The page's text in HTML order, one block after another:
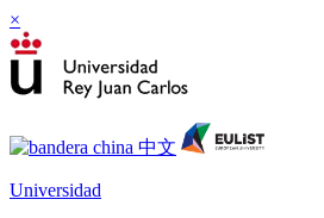
×
Universidad